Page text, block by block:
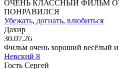
ОЧЕНЬ КЛАССНЫЙ ФИЛЬМ
ПОНРАВИЛСЯ
Убежать, догнать, влюбиться
Дахир
30.07.26
Фильм очень хороший весёлый и
Невский 8
Гость Сергей